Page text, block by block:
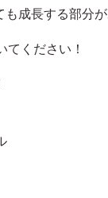
成長する部分
てください！